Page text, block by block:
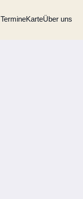
TermineKarteÜber uns